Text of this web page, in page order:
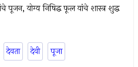
पूजन, योग्य निषिद्ध फूल यांचे शास्त्र शुद्ध
देवता देवी पूजा